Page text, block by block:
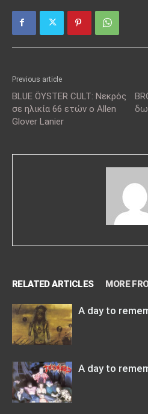
Previous article
BLUE ÖYSTER CULT: Νεκρός
σε ηλικία 66 ετών ο Allen
Glover Lanier
RELATED ARTICLES MORE
A day to
A day to